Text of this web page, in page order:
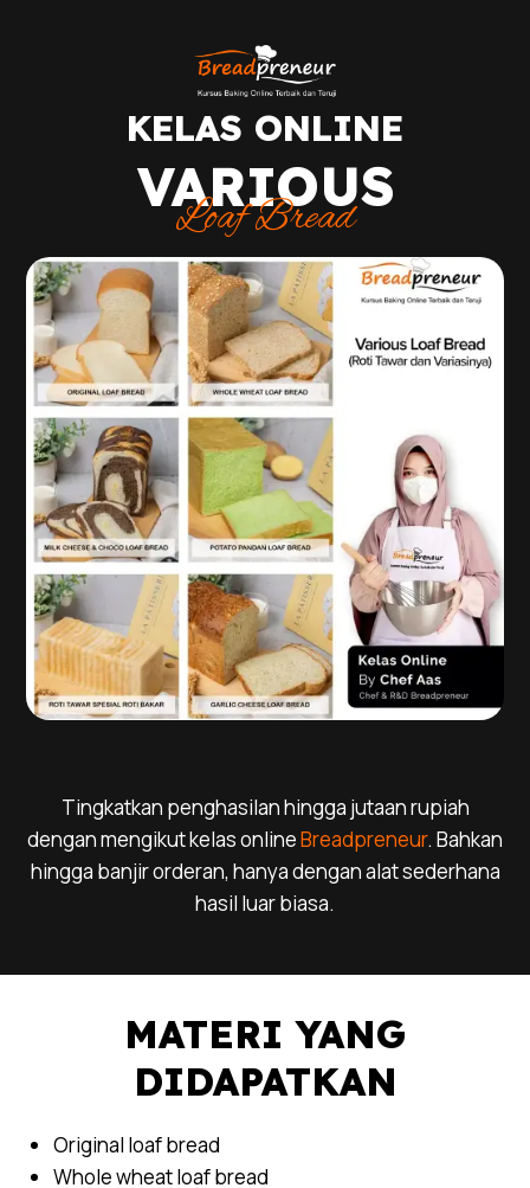
KELAS ONLINE
VARIOUS
Loaf Bread
Tingkatkan penghasilan hingga jutaan rupiah
dengan mengikut kelas onlineBreadpreneur. Bahkan
hingga banjir orderan, hanya dengan alat sederhana
hasil luar biasa.
MATERI YANG
DIDAPATKAN
Original loaf bread
Whole wheat loaf bread